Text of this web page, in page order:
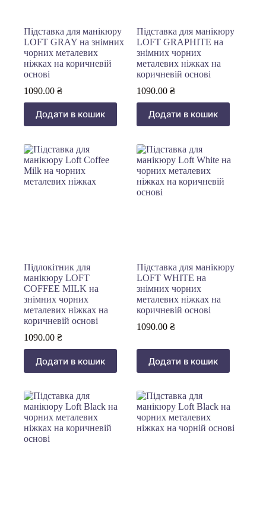
Підставка для манікюру
LOFT GRAY на знімних
чорних металевих
ніжках на коричневій
основі
1090.00 ₴
Додати в кошик
Підставка для манікюру
LOFT GRAPHITE на
знімних чорних
металевих ніжках на
коричневій основі
1090.00 ₴
Додати в кошик
Підлокітник для
манікюру LOFT
COFFEE MILK на
знімних чорних
металевих ніжках на
коричневій основі
1090.00 ₴
Додати в кошик
Підставка для манікюру
LOFT WHITE на
знімних чорних
металевих ніжках на
коричневій основі
1090.00 ₴
Додати в кошик